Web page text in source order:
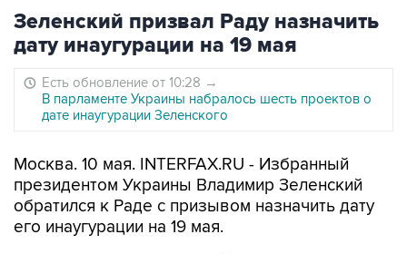
Зеленский призвал Раду назначить
дату инаугурации на 19 мая
Есть обновление от 10:28 →
В парламенте Украины набралось шесть проектов о
дате инаугурации Зеленского
Москва. 10 мая. INTERFAX.RU - Избранный
президентом Украины Владимир Зеленский
обратился к Раде с призывом назначить дату
его инаугурации на 19 мая.